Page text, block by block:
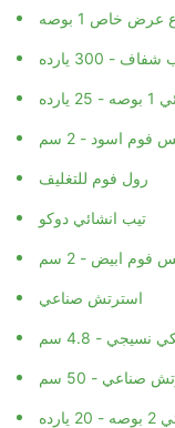
خاص 1 بوصه
- 300 يارده
فوم اسود - 2 سم
رول فوم للتغليف
تيب انشائي دوكو
فوم ابيض - 2 سم
استرتش صناعي
- 4.8 سم
صناعي - 50 سم